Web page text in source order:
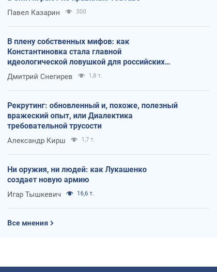
Павел Казарин 300
В плену собственных мифов: как
Константиновка стала главной
идеологической ловушкой для российских
оккупантов
Дмитрий Снегирев 1,8 т.
Рекрутинг: обновленный и, похоже, полезный
вражеский опыт, или Диалектика
требовательной трусости
Александр Кирш 1,7 т.
Ни оружия, ни людей: как Лукашенко
создает новую армию
Игар Тышкевич 16,6 т.
Все мнения